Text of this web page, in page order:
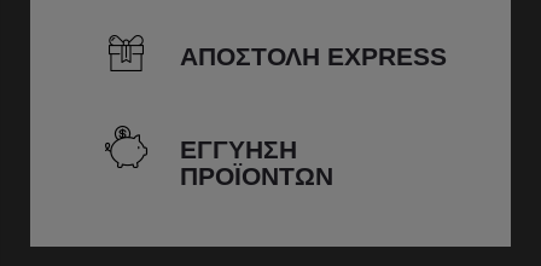
ΑΠΟΣΤΟΛΗ EXPRESS
ΕΓΓΥΗΣΗ
ΠΡΟΪΟΝΤΩΝ